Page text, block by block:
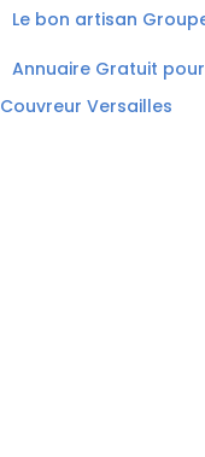
Le bon artisan
Annuaire Gratuit
Couvreur Versailles